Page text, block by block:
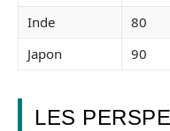
Inde
80
Japon
90
LES